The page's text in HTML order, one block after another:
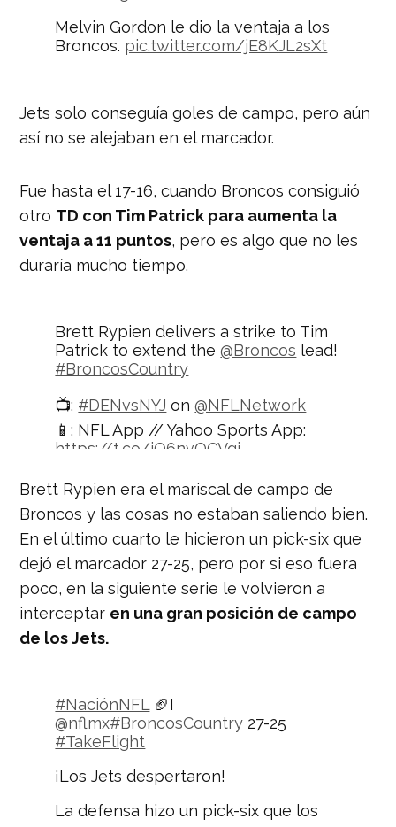
Melvin Gordon le dio la ventaja a los
Broncos. pic.twitter.com/jE8KJL2sXt
Jets solo conseguía goles de campo, pero aún
así no se alejaban en el marcador.
Fue hasta el 17-16, cuando Broncos consiguió
otro TD con Tim Patrick para aumenta la
ventaja a 11 puntos, pero es algo que no les
duraría mucho tiempo.
Brett Rypien delivers a strike to Tim
Patrick to extend the@Broncos lead!
#BroncosCountry
📺: #DENvsNYJ on@NFLNetwork
📱: NFL App // Yahoo Sports App:
https://t.co/jQ6nvOCVqi
— NFL (@NFL)October 2, 2020
Brett Rypien era el mariscal de campo de
Broncos y las cosas no estaban saliendo bien.
En el último cuarto le hicieron un pick-six que
dejó el marcador 27-25, pero por si eso fuera
poco, en la siguiente serie le volvieron a
interceptar en una gran posición de campo
de los Jets.
#NaciónNFL
🏈I
@nflmx#BroncosCountry 27-25
#TakeFlight
¡Los Jets despertaron!
La defensa hizo un pick-six que los